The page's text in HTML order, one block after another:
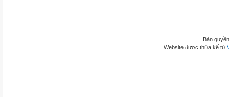
Bản
Website được thừa kế từ